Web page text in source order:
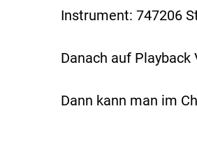
Instrument: 747206
Danach auf
Dann kann man im